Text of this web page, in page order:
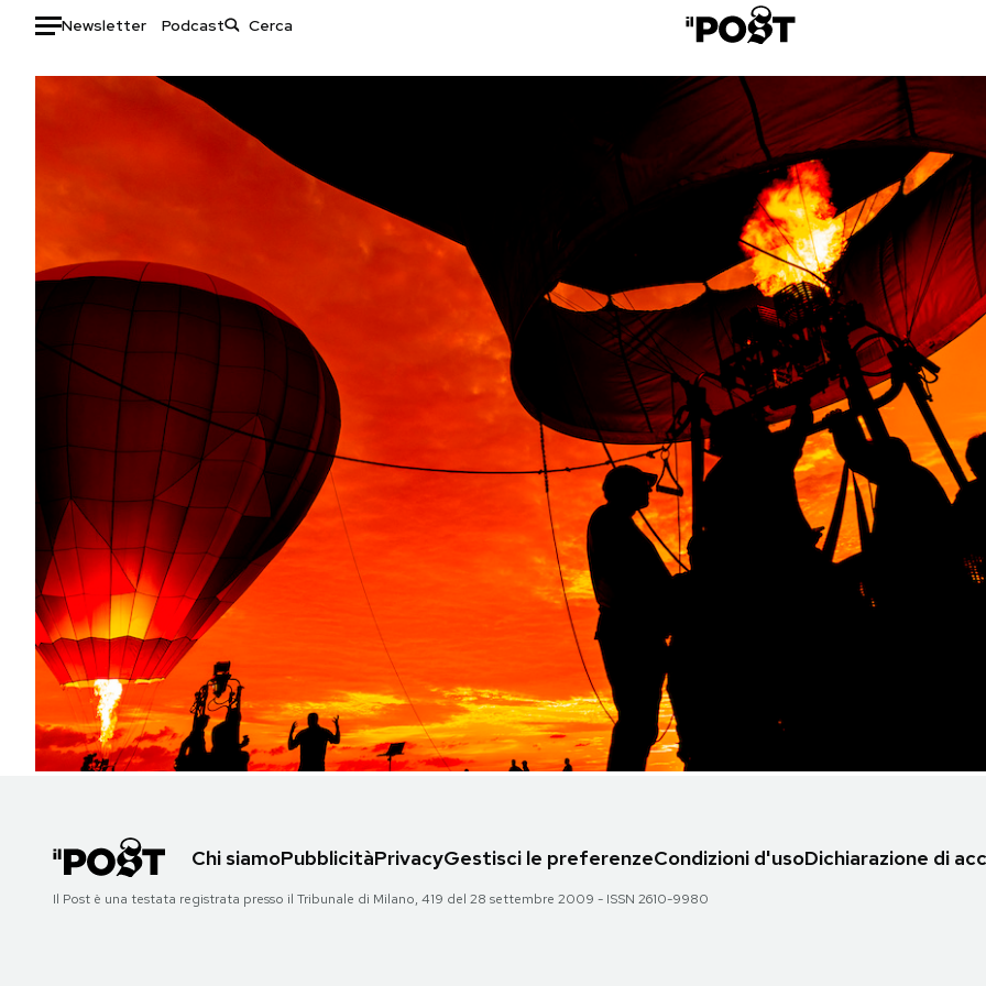
Newsletter Podcast
Auto
Tecnologia
Internet
Scienza
Cultura
Economia
Sport
Moda
Consumismi
Ok Boomer!
Media
Europa
Altrecose
Mondiali calcio 2026
PODCAST
NEWSLETTER
I MIEI PREFERITI
SHOP
AREA PERSONALE
Chi siamoPubblicitàPrivacyGestisci le preferenzeCondizioni d'usoDichiarazione di
Il Post è una testata registrata presso il Tribunale di Milano, 419 del 28 settembre 2009 - ISSN 2610-9980